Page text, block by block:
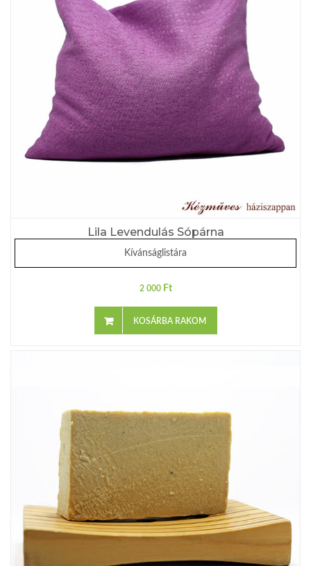
Lila Levendulás Sópárna
Kívánságlistára
2 000 Ft
KOSÁRBA RAKOM